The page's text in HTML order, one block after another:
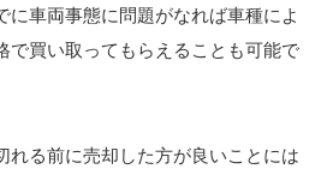
に車両事態に問題がなれば車種によ
で買い取ってもらえることも可能で
れる前に売却した方が良いことには